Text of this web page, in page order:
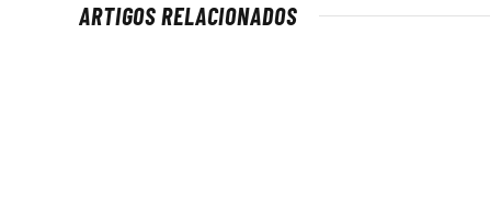
ARTIGOS RELACIONADOS